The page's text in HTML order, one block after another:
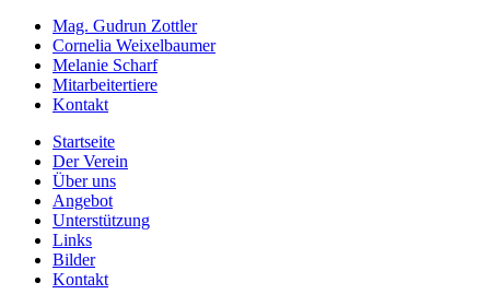
Mag. Gudrun Zottler
Cornelia Weixelbaumer
Melanie Scharf
Mitarbeitertiere
Kontakt
Startseite
Der Verein
Über uns
Angebot
Unterstützung
Links
Bilder
Kontakt